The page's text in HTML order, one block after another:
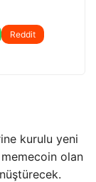
Reddit
kurulu yeni
olan